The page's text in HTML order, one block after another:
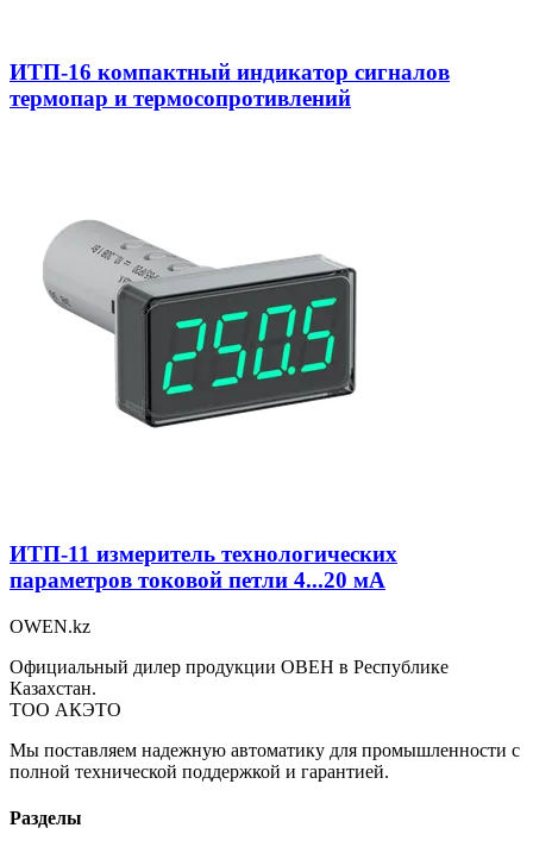
ИТП-16 компактный индикатор сигналов
термопар и термосопротивлений
ИТП-11 измеритель технологических
параметров токовой петли 4...20 мА
OWEN.kz
Официальный дилер продукции ОВЕН в Республике
Казахстан.
ТОО АКЭТО
Мы поставляем надежную автоматику для промышленности с
полной технической поддержкой и гарантией.
Разделы